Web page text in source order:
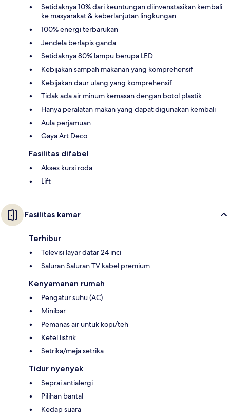
Setidaknya 10% dari keuntungan diinvenstasikan kembali
ke masyarakat & keberlanjutan lingkungan
100% energi terbarukan
Jendela berlapis ganda
Setidaknya 80% lampu berupa LED
Kebijakan sampah makanan yang komprehensif
Kebijakan daur ulang yang komprehensif
Tidak ada air minum kemasan dengan botol plastik
Hanya peralatan makan yang dapat digunakan kembali
Aula perjamuan
Gaya Art Deco
Fasilitas difabel
Akses kursi roda
Lift
Fasilitas kamar
Terhibur
Televisi layar datar 24 inci
Saluran Saluran TV kabel premium
Kenyamanan rumah
Pengatur suhu (AC)
Minibar
Pemanas air untuk kopi/teh
Ketel listrik
Setrika/meja setrika
Tidur nyenyak
Seprai antialergi
Pilihan bantal
Kedap suara